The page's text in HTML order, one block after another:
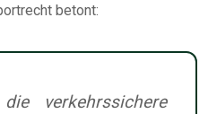
betont:
verkehrssichere